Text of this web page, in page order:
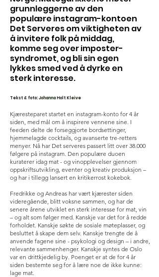
grunnleggerne av den
populære instagram-kontoen
Det Serveres om viktigheten av
å invitere folk på middag,
komme seg over imposter-
syndromet, og bli sin egen
lykkes smed ved å dyrke en
sterk interesse.
Tekst & foto: Johanna Holt Kleive
Kjæresteparet startet en instagram-konto for 4 år
siden, med mål om å inspirere vennene sine. I
feeden delte de forseggjorte bordsettinger,
hjemmelagde cocktails, og avanserte tre-retters
menyer. Nå har Det serveres passert litt over 38.000
følgere på instagram. Den populære duoen
kuraterer idag mat - og vinopplevelser gjennom
oppskriftsutvikling, eventer og kreativ produksjon –
og har i tillegg lansert en kritikerrost kokebok.
Fredrikke og Andreas har vært kjærester siden
videregående, blitt voksne sammen, og har de
senere årene utviklet en sterk interesse for mat, vin
– og alt som følger med. Kanskje var det for å redde
forholdet. Kanskje søkte de sosiale møteplasser, og
besluttet å skape dem selv. Kanskje trengte de å
anvende fagene sine - psykologi og design – i andre,
relevante sammenhenger. Kanskje syntes de Oslo
var en drittkjedelig by. Poenget er at de for 4 år
siden bestemte seg for å lære noe de ikke kunne:
lage mat.